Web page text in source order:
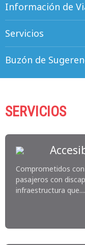
Información de
Servicios
Buzón de
SERVICIOS
Comprometidos
pasajeros con
infraestructura que....